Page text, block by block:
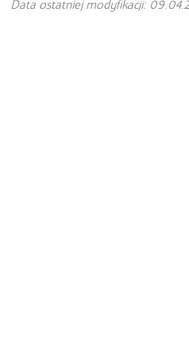
Data ostatniej modyfikacji: